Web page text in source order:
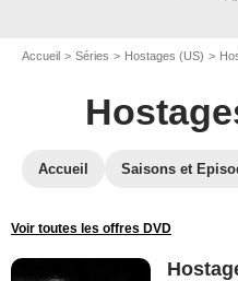
Accueil Séries Hostages (US)
Accueil Saisons et
Voir toutes les offres DVD